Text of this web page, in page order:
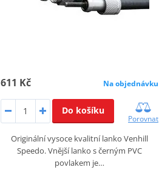
611 Kč Na objednávku
Do košíku
Porovnat
Originální vysoce kvalitní lanko Venhill
Speedo. Vnější lanko s černým PVC
povlakem je…